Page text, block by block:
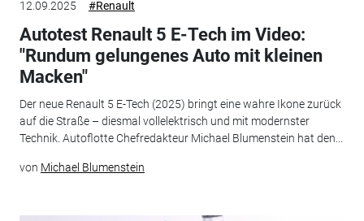
12.09.2025 #Renault
Autotest Renault 5 E-Tech im Video:
"Rundum gelungenes Auto mit kleinen
Macken"
Der neue Renault 5 E-Tech (2025) bringt eine wahre Ikone zurück
auf die Straße – diesmal vollelektrisch und mit modernster
Technik. Autoflotte Chefredakteur Michael Blumenstein hat den...
von Michael Blumenstein